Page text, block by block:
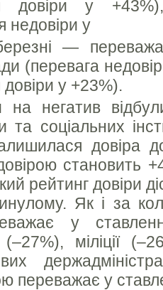
довіри у
недовіри у
—
(перевага
у +23%).
на негатив
та соціальних
довіра
становить
рейтинг довіри
Як і за
у
(–27%), міліції
переважає у